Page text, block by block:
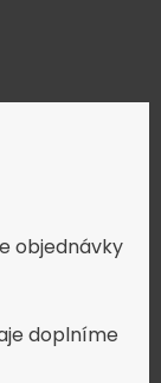
objednávky
doplníme